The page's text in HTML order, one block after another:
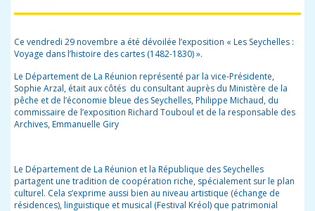
Ce vendredi 29 novembre a été dévoilée l’exposition « Les Seychelles :
Voyage dans l’histoire des cartes (1482-1830) ».
Le Département de La Réunion représenté par la vice-Présidente,
Sophie Arzal, était aux côtés du consultant auprès du Ministère de la
pêche et de l’économie bleue des Seychelles, Philippe Michaud, du
commissaire de l’exposition Richard Touboul et de la responsable des
Archives, Emmanuelle Giry
Le Département de La Réunion et la République des Seychelles
partagent une tradition de coopération riche, spécialement sur le plan
culturel. Cela s’exprime aussi bien au niveau artistique (échange de
résidences), linguistique et musical (Festival Kréol) que patrimonial